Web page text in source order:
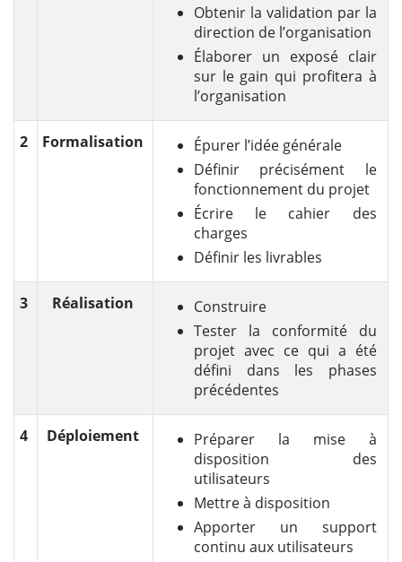
Obtenir la validation par la
direction de l’organisation
Élaborer un exposé clair
sur le gain qui profitera à
l’organisation
2 Formalisation
Épurer l’idée générale
Définir précisément le
fonctionnement du projet
Écrire le cahier des
charges
Définir les livrables
3 Réalisation
Construire
Tester la conformité du
projet avec ce qui a été
défini dans les phases
précédentes
4 Déploiement
Préparer la mise à
disposition des
utilisateurs
Mettre à disposition
Apporter un support
continu aux utilisateurs